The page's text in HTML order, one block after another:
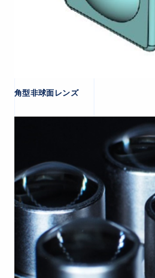
角型非球面レンズ